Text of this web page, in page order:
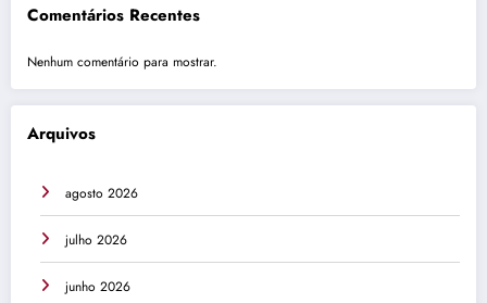
Comentários Recentes
Nenhum comentário para mostrar.
Arquivos
agosto 2026
julho 2026
junho 2026